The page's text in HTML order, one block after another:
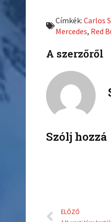
o
n
a
o
Címkék:Carlos
Mercedes, Red
A szerzőről
Szólj hozzá
Előző
ELŐZŐ